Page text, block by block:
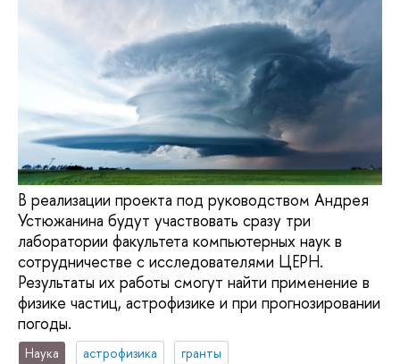
В реализации проекта под руководством Андрея
Устюжанина будут участвовать сразу три
лаборатории факультета компьютерных наук в
сотрудничестве с исследователями ЦЕРН.
Результаты их работы смогут найти применение в
физике частиц, астрофизике и при прогнозировании
погоды.
Наука астрофизика
гранты